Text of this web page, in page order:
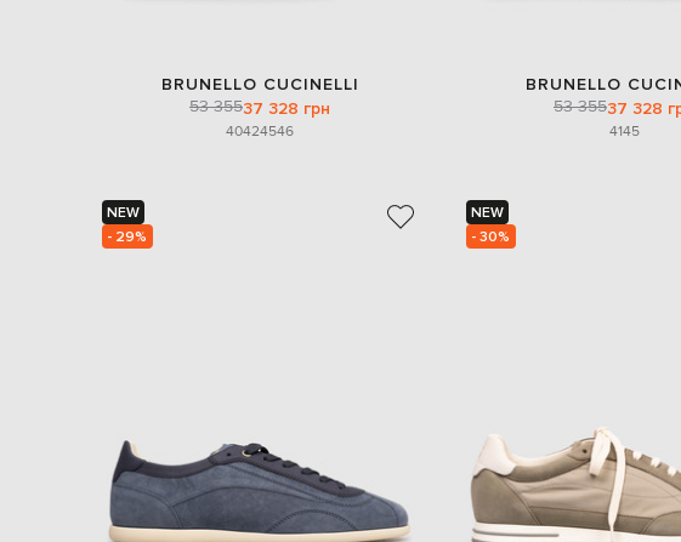
BRUNELLO CUCINELLI
53 35537 328 грн
40424546
BRUNELLO
53 35537 328
4145
NEW
- 29%
NEW
- 30%